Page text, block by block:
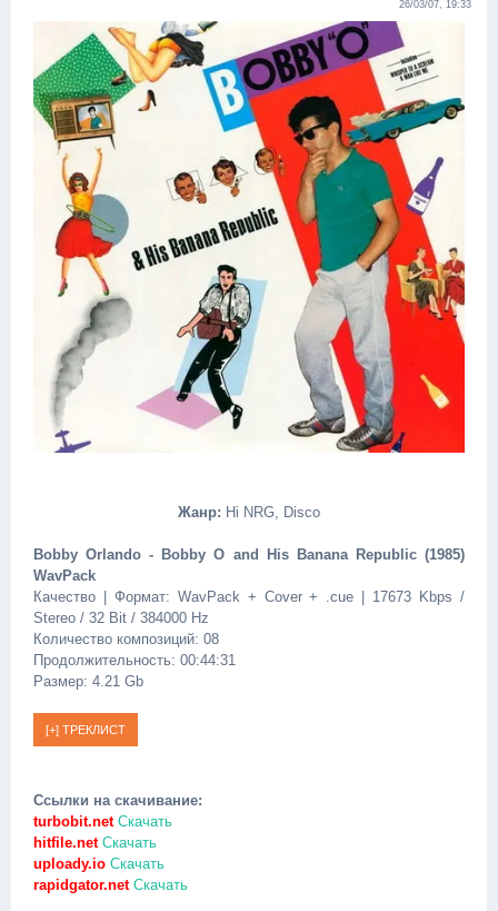
26/03/07, 19:33
Жанр: Hi NRG, Disco
Bobby Orlando - Bobby O and His Banana Republic (1985)
WavPack
Качество | Формат: WavPack + Cover + .cue | 17673 Kbps /
Stereo / 32 Bit / 384000 Hz
Количество композиций: 08
Продолжительность: 00:44:31
Размер: 4.21 Gb
Ссылки на скачивание:
turbobit.netСкачать
hitfile.netСкачать
uploady.io Скачать
rapidgator.netСкачать